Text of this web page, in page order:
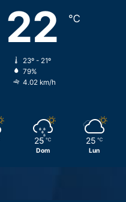
22 ℃
23º - 21º
79%
4.02 km/h
25 ℃
Dom
25 ℃
Lun